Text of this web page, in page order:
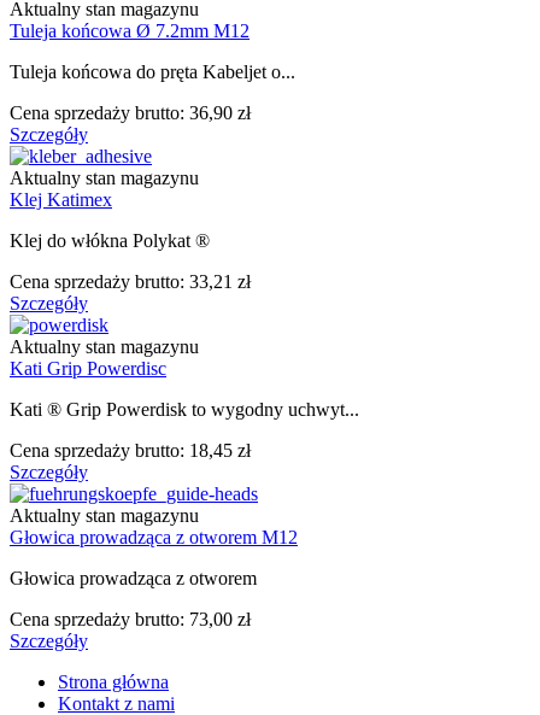
Aktualny stan magazynu
Tuleja końcowa Ø 7.2mm M12
Tuleja końcowa do pręta Kabeljet o...
Cena sprzedaży brutto: 36,90 zł
Szczegóły
Aktualny stan magazynu
Klej Katimex
Klej do włókna Polykat ®
Cena sprzedaży brutto: 33,21 zł
Szczegóły
Aktualny stan magazynu
Kati Grip Powerdisc
Kati ® Grip Powerdisk to wygodny uchwyt...
Cena sprzedaży brutto: 18,45 zł
Szczegóły
Aktualny stan magazynu
Głowica prowadząca z otworem M12
Głowica prowadząca z otworem
Cena sprzedaży brutto: 73,00 zł
Szczegóły
Strona główna
Kontakt z nami